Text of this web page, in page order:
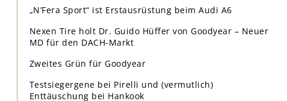
„N’Fera Sport“ ist Erstausrüstung beim Audi A6
Nexen Tire holt Dr. Guido Hüffer von Goodyear – Neuer
MD für den DACH-Markt
Zweites Grün für Goodyear
Testsiegergene bei Pirelli und (vermutlich)
Enttäuschung bei Hankook